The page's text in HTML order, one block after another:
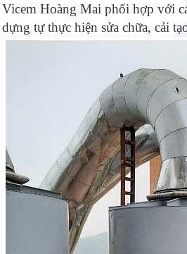
Vicem Hoàng Mai phối hợp với
dựng tự thực hiện sửa chữa, cải